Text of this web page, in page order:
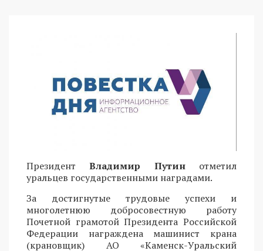
ПрезидентВладимир Путин отметил
уральцев государственными наградами.
За достигнутые трудовые успехи и
многолетнюю добросовестную работу
Почетной грамотой Президента Российской
Федерации награждена машинист крана
(крановщик) АО «Каменск-Уральский